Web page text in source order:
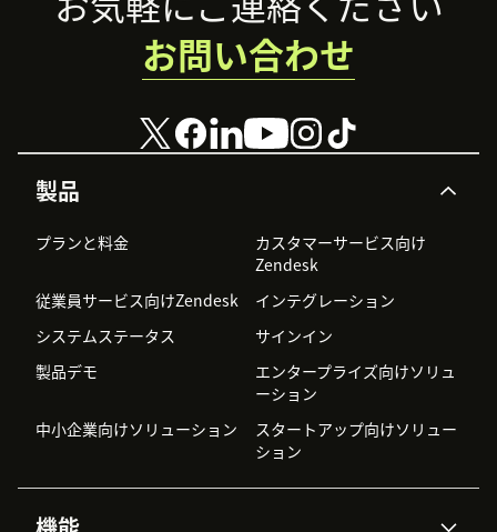
製品
プランと料金
カスタマーサービス向け
Zendesk
従業員サービス向けZendesk
インテグレーション
システムステータス
サインイン
製品デモ
エンタープライズ向けソリュ
ーション
中小企業向けソリューション
スタートアップ向けソリュー
ション
お問い合わせ